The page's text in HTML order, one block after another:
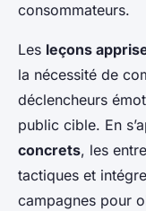
consommateurs.
Les leçons
la nécessité de
déclencheurs
public cible. En
concrets, les
tactiques et
campagnes pour